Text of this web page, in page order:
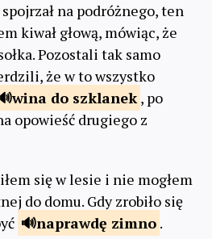
na podróżnego, ten
kiwał głową, mówiąc, że
Pozostali tak samo
że w to wszystko
wina do szklanek , po
opowieść drugiego z
się w lesie i nie mogłem
do domu. Gdy zrobiło się
naprawdę zimno .